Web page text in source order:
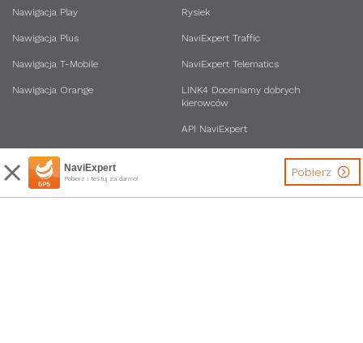
NaviExpert
Pobierz i testuj za darmo!
Pobierz
Nawigacja Play
Nawigacja Plus
Nawigacja T-Mobile
Nawigacja Orange
Rysiek
NaviExpert Traffic
NaviExpert Telematics
LINK4 Doceniamy dobrych
kierowców
API NaviExpert
Inne